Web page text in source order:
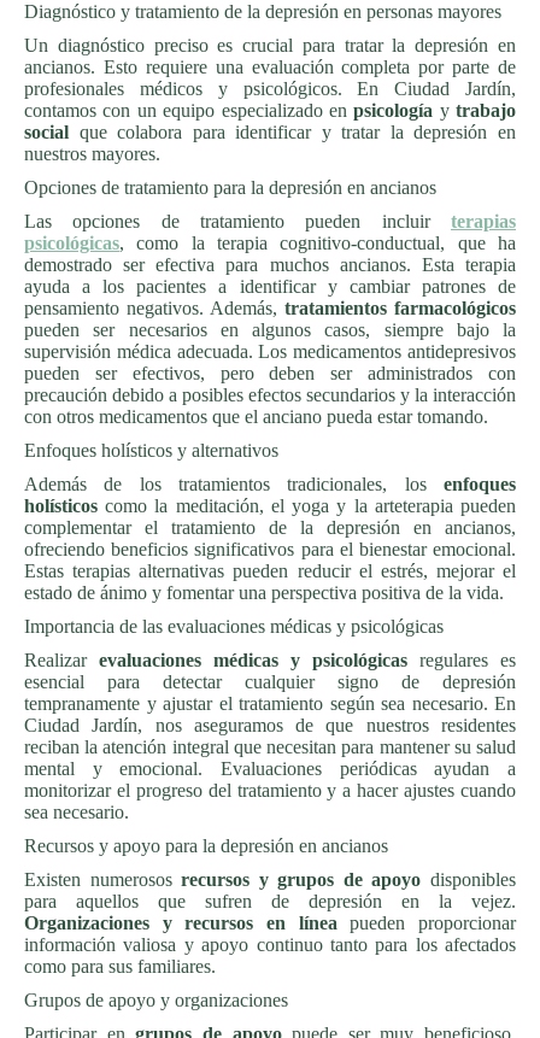
Diagnóstico y tratamiento de la depresión en personas mayores
Un diagnóstico preciso es crucial para tratar la depresión en
ancianos. Esto requiere una evaluación completa por parte de
profesionales médicos y psicológicos. En Ciudad Jardín,
contamos con un equipo especializado enpsicología y trabajo
social que colabora para identificar y tratar la depresión en
nuestros mayores.
Opciones de tratamiento para la depresión en ancianos
Las opciones de tratamiento pueden incluir terapias
psicológicas, como la terapia cognitivo-conductual, que ha
demostrado ser efectiva para muchos ancianos. Esta terapia
ayuda a los pacientes a identificar y cambiar patrones de
pensamiento negativos. Además, tratamientos farmacológicos
pueden ser necesarios en algunos casos, siempre bajo la
supervisión médica adecuada. Los medicamentos antidepresivos
pueden ser efectivos, pero deben ser administrados con
precaución debido a posibles efectos secundarios y la interacción
con otros medicamentos que el anciano pueda estar tomando.
Enfoques holísticos y alternativos
Además de los tratamientos tradicionales, los enfoques
holísticos como la meditación, el yoga y la arteterapia pueden
complementar el tratamiento de la depresión en ancianos,
ofreciendo beneficios significativos para el bienestar emocional.
Estas terapias alternativas pueden reducir el estrés, mejorar el
estado de ánimo y fomentar una perspectiva positiva de la vida.
Importancia de las evaluaciones médicas y psicológicas
Realizar evaluaciones médicas y psicológicas regulares es
esencial para detectar cualquier signo de depresión
tempranamente y ajustar el tratamiento según sea necesario. En
Ciudad Jardín, nos aseguramos de que nuestros residentes
reciban la atención integral que necesitan para mantener su salud
mental y emocional. Evaluaciones periódicas ayudan a
monitorizar el progreso del tratamiento y a hacer ajustes cuando
sea necesario.
Recursos y apoyo para la depresión en ancianos
Existen numerososrecursos y grupos de apoyo disponibles
para aquellos que sufren de depresión en la vejez.
Organizaciones y recursos en línea pueden proporcionar
información valiosa y apoyo continuo tanto para los afectados
como para sus familiares.
Grupos de apoyo y organizaciones
Participar engrupos de apoyopuede ser muy beneficioso,